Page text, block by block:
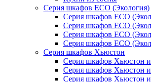
Серия шкафов ECO (Экология)
Серия шкафов ECO
Серия шкафов ECO
Серия шкафов ECO
Серия шкафов ECO
Серия шкафов Хьюстон
Серия шкафов Хьюстон
Серия шкафов Хьюстон
Серия шкафов Хьюстон